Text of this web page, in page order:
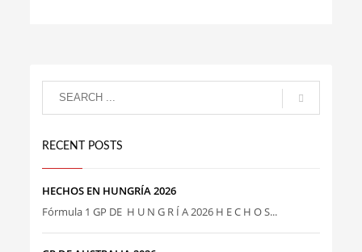
RECENT POSTS
HECHOS EN HUNGRÍA 2026
Fórmula 1 GP DE H U N G R Í A 2026 H E C H O S...